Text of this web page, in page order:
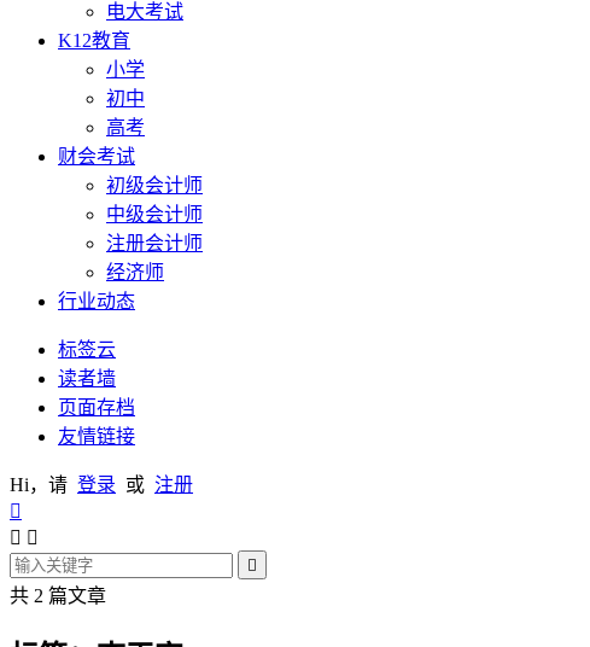
电大考试
K12教育
小学
初中
高考
财会考试
初级会计师
中级会计师
注册会计师
经济师
行业动态
标签云
读者墙
页面存档
友情链接
Hi，请 登录 或 注册

 

共 2 篇文章